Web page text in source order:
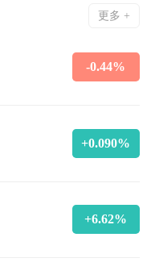
更多 +
-0.44%
+0.090%
+6.62%